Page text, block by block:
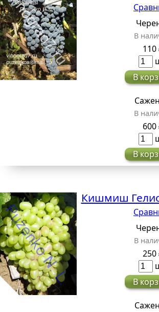
В
110
В
В
600
В
Кишмиш
В
250
В